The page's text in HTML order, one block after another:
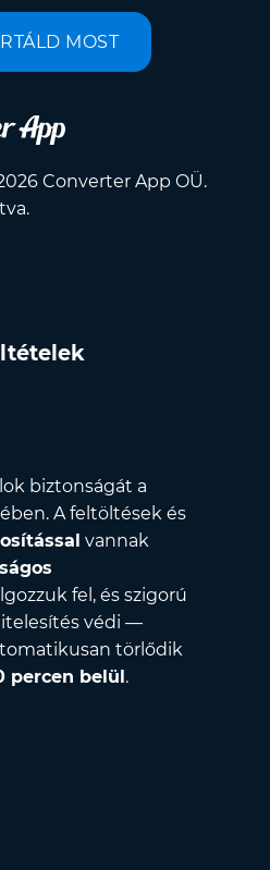
MOST
Converter App OÜ.
biztonságát a
A feltöltések és
vannak
fel, és szigorú
védi —
törlődik
percen belül .